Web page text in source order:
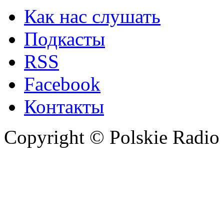
Как нас слушать
Подкасты
RSS
Facebook
Контакты
Copyright © Polskie